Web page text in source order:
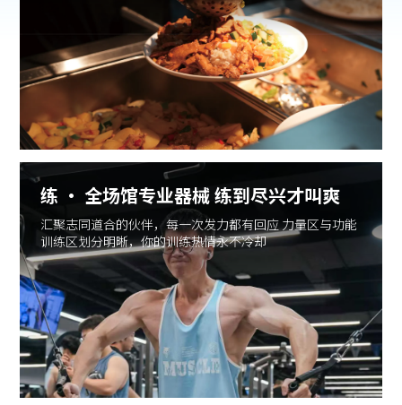
练 · 全场馆专业器械 练到尽兴才叫爽
汇聚志同道合的伙伴，每一次发力都有回应 力量区与功能
训练区划分明晰，你的训练热情永不冷却